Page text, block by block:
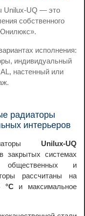
Unilux-UQ — это
собственного
исполнения:
индивидуальный
настенный или
радиаторы
интерьеров
Unilux-UQ
закрытых системах
общественных и
рассчитаны на
°Cи максимальное